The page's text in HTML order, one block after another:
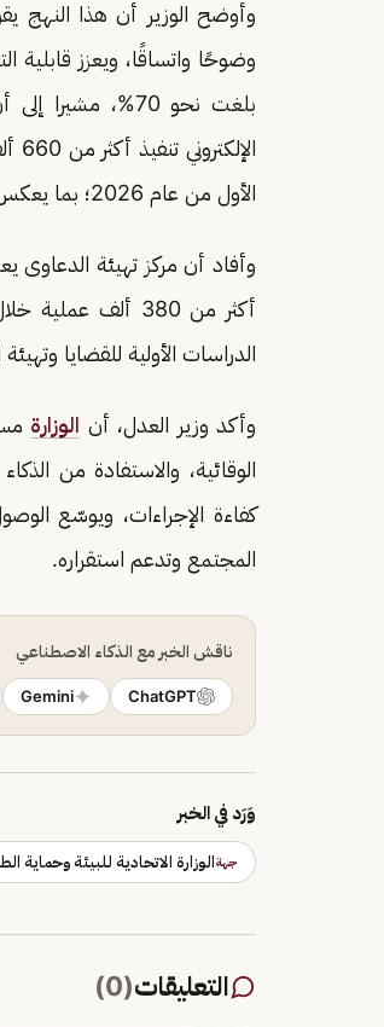
وأوضح الوزير أن هذا النهج
وضوحًا واتساقًا، ويعزز قابلية
بلغت نحو 70%،
الأول من عام 2026؛ بما يعكس كفاءة الإجراءات وسرعة الإنجاز.
وأفاد أن مركز تهيئة
الدراسات الأولية للقضايا
وأكد وزير العدل، أن الوزارة
الوقائية، والاستفادة من
كفاءة الإجراءات، ويوسّع
المجتمع وتدعم استقراره.
ناقش الخبر مع الذكاء الاصطناعي
ChatGPT
Gemini
وَرَد في الخبر
جهةالوزارة الاتحادية للبيئة وحماية
التعليقات(
0
)